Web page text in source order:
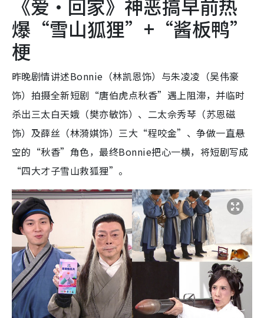
《爱‧回家》神恶搞早前热
爆“雪山狐狸”+“酱板鸭”
梗
昨晚剧情讲述Bonnie（林凯恩饰）与朱凌凌（吴伟豪
饰）拍摄全新短剧“唐伯虎点秋香”遇上阻滞，并临时
杀出三太白天娥（樊亦敏饰）、二太佘秀琴（苏恩磁
饰）及薛丝（林漪娸饰）三大“程咬金”、争做一直悬
空的“秋香”角色，最终Bonnie把心一横，将短剧写成
“四大才子雪山救狐狸”。